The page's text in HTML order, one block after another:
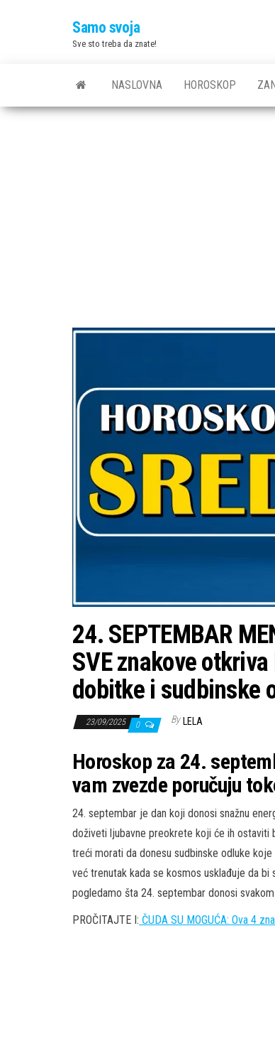
Samo svoja
Sve sto treba da znate!
NASLOVNA HOROSKOP
24. SEPTEMBAR
SVE znakove
dobitke i sudbinske
23/09/2025 0 By LELA
Horoskop za 24.
vam zvezde poručuju
24. septembar je dan koji donosi snažnu
doživeti ljubavne preokrete koji će ih ostaviti
treći morati da donesu sudbinske odluke
već trenutak kada se kosmos usklađuje da
pogledamo šta 24. septembar donosi
PROČITAJTE I: ČUDA SU MOGUĆA: Ova 4